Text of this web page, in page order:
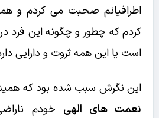
اطرافیانم صحبت می کردم و
کردم که چطور و چگونه این فرد در
است یا این همه ثروت و دارایی
این نگرش سبب شده بود که
نعمت های الهی خودم